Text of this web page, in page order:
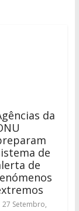
da
de
de
27 Setembro,